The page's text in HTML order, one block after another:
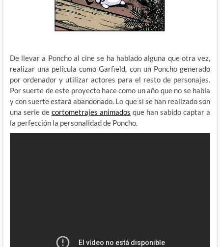
De llevar a Poncho al cine se ha hablado alguna que otra vez,
realizar una película como Garfield, con un Poncho generado
por ordenador y utilizar actores para el resto de personajes.
Por suerte de este proyecto hace como un año que no se habla
y con suerte estará abandonado. Lo que si se han realizado son
una serie de cortometrajes animados que han sabido captar a
la perfección la personalidad de Poncho.